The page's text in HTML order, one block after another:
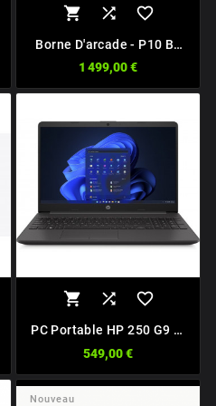
  
Borne D'arcade - P10 By
1 499,00 €
  
PC Portable HP 250 G9 I3
15,6''FHD / W11
549,00 €
Nouveau